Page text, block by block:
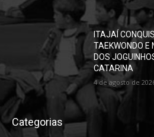
ITAJAÍ
TAEKWONDO E
DOS
CATARINA
4 de agosto de
Categorias